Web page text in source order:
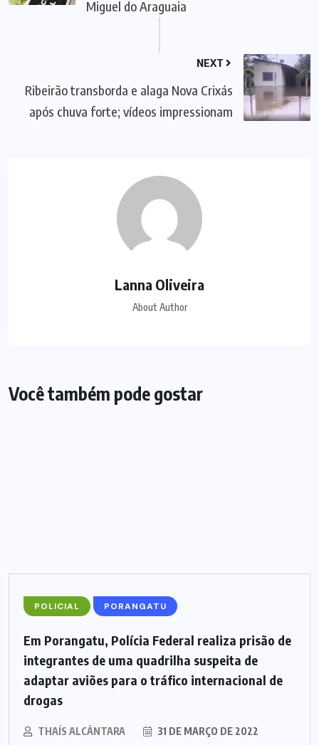
Miguel do Araguaia
NEXT
Ribeirão transborda e alaga Nova Crixás
após chuva forte; vídeos impressionam
Lanna Oliveira
About Author
Você também pode gostar
POLICIAL PORANGATU
Em Porangatu, Polícia Federal realiza prisão de
integrantes de uma quadrilha suspeita de
adaptar aviões para o tráfico internacional de
drogas
THAÍS ALCÂNTARA 31 DE MARÇO DE 2022